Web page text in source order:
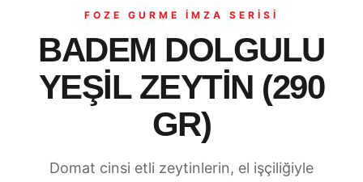
FOZE GURME İMZA SERİSİ
BADEM DOLGULU
YEŞİL ZEYTİN (290
GR)
Domat cinsi etli zeytinlerin, el işçiliğiyle